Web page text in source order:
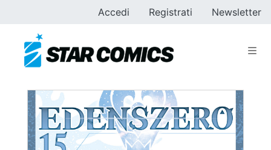
Accedi Registrati Newsletter